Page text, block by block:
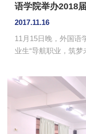
语学院举办2018
巧提升培训
2017.11.16
11月15日晚，外国语
业生“导航职业，筑
主讲。毕业班辅导员
生参加讲座。 孙俊莉以判断和选择两个角度作为切入
点，阐述了初入职
兴趣及能力所在，从
合自己的岗位，以减